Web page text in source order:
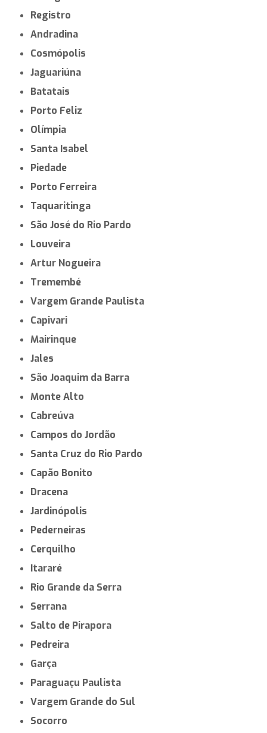
Registro
Andradina
Cosmópolis
Jaguariúna
Batatais
Porto Feliz
Olímpia
Santa Isabel
Piedade
Porto Ferreira
Taquaritinga
São José do Rio Pardo
Louveira
Artur Nogueira
Tremembé
Vargem Grande Paulista
Capivari
Mairinque
Jales
São Joaquim da Barra
Monte Alto
Cabreúva
Campos do Jordão
Santa Cruz do Rio Pardo
Capão Bonito
Dracena
Jardinópolis
Pederneiras
Cerquilho
Itararé
Rio Grande da Serra
Serrana
Salto de Pirapora
Pedreira
Garça
Paraguaçu Paulista
Vargem Grande do Sul
Socorro